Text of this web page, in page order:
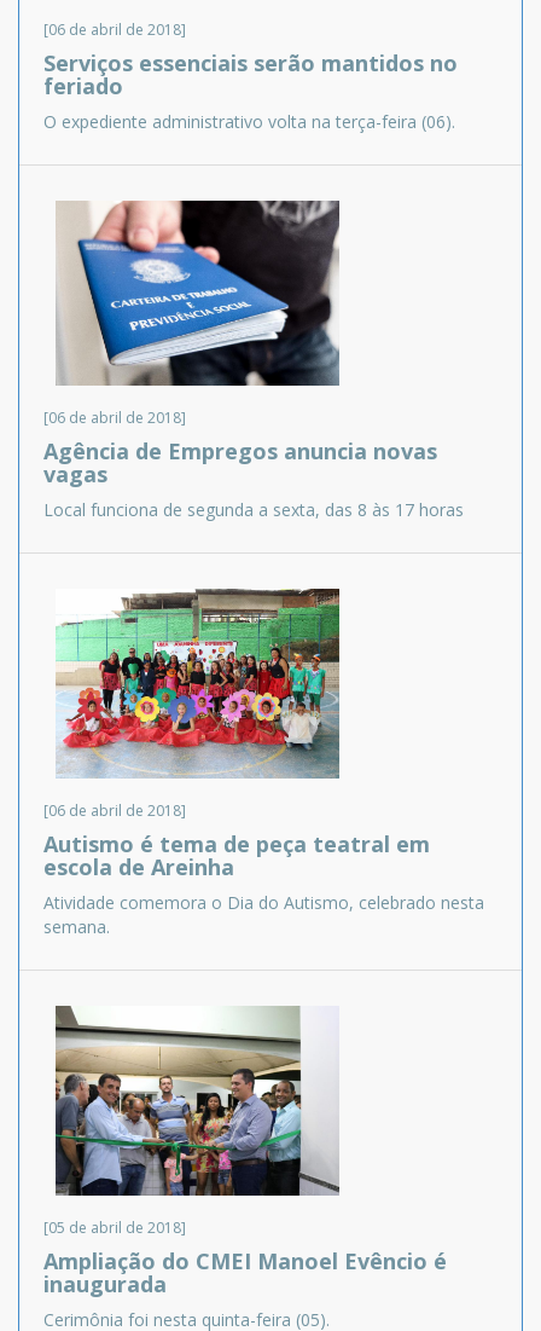
[06 de abril de 2018]
Serviços essenciais serão mantidos no
feriado
O expediente administrativo volta na terça-feira (06).
[06 de abril de 2018]
Agência de Empregos anuncia novas
vagas
Local funciona de segunda a sexta, das 8 às 17 horas
[06 de abril de 2018]
Autismo é tema de peça teatral em
escola de Areinha
Atividade comemora o Dia do Autismo, celebrado nesta
semana.
[05 de abril de 2018]
Ampliação do CMEI Manoel Evêncio é
inaugurada
Cerimônia foi nesta quinta-feira (05).